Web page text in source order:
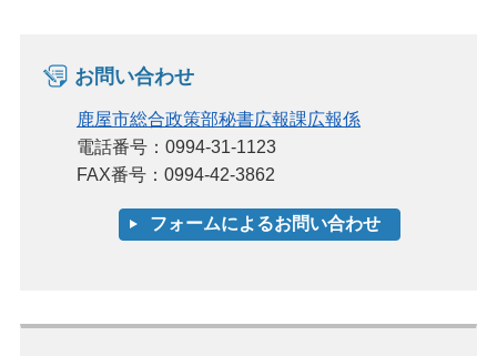
お問い合わせ
鹿屋市総合政策部秘書広報課広報係
電話番号：0994-31-1123
FAX番号：0994-42-3862